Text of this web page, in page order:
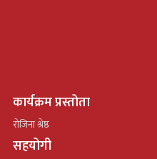
कार्यक्रम प्रस्तोता
रोजिना श्रेष्ठ
सहयोगी